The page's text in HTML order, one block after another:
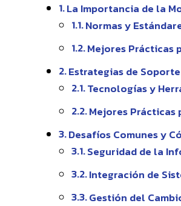
La Importancia de la
Normas y
Mejores Prácticas
Estrategias de
Tecnologías y
Mejores
Desafíos Comunes y
Seguridad de la
Integración de
Gestión del